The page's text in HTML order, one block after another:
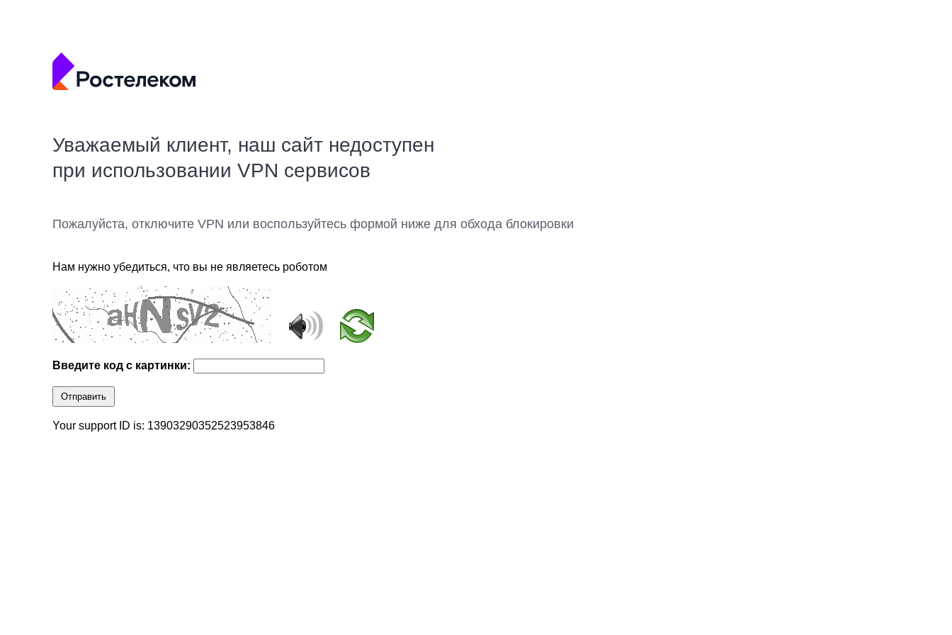
Уважаемый клиент, наш сайт недоступен
при использовании VPN сервисов
Пожалуйста, отключите VPN или воспользуйтесь формой ниже для обхода блокировки
Нам нужно убедиться, что вы не являетесь роботом
Введите код с картинки:
Отправить
Your support ID is: 13903290352523953846